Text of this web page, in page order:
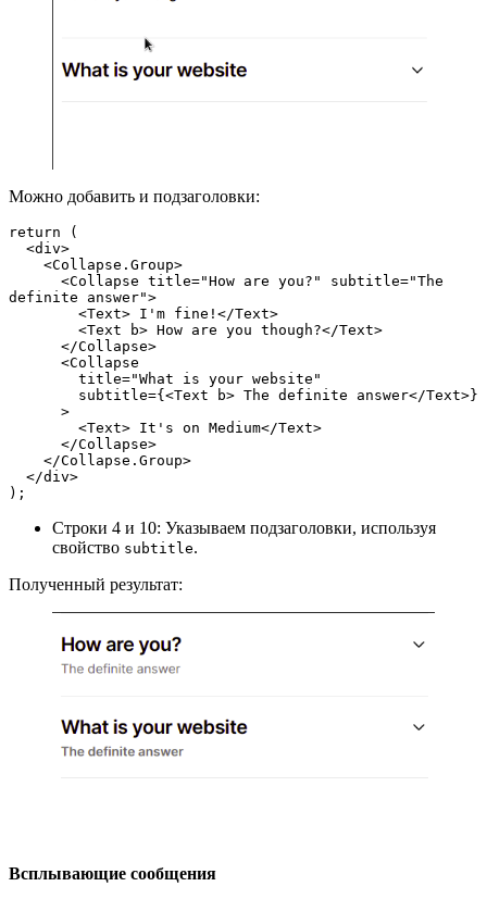
Можно добавить и подзаголовки:
return (
  <div>
    <Collapse.Group>
definite answer">
        <Text> I'm fine!</Text>
        <Text b> How are you though?</Text>
      </Collapse>
      <Collapse
        title="What is your website"
        subtitle={<Text b> The definite answer</Text>}
      >
        <Text> It's on Medium</Text>
      </Collapse>
    </Collapse.Group>
  </div>
);
Строки 4 и 10: Указываем подзаголовки, используя
свойство subtitle.
Полученный результат:
Всплывающие сообщения